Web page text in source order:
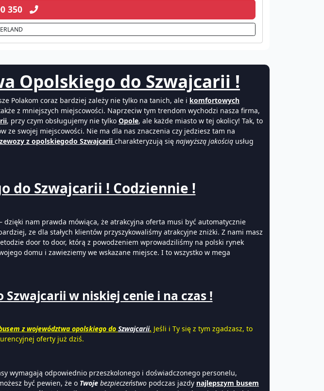
350
Opolskiego do Szwajcarii !
Polakom coraz bardziej zależy nie tylko na tanich, ale i komfortowych
z mniejszych miejscowości. Naprzeciw tym trendom wychodzi nasza firma,
, przy czym obsługujemy nie tylko Opole, ale każde miasto w tej okolicy! Tak, to
ze swojej miejscowości. Nie ma dla nas znaczenia czy jedziesz tam na
z opolskiegodo Szwajcarii charakteryzują się najwyższą jakością usług
do Szwajcarii ! Codziennie !
nam prawda mówiąca, że atrakcyjna oferta musi być automatycznie
ze dla stałych klientów przyszykowaliśmy atrakcyjne zniżki. Z nami masz
door to door, którą z powodzeniem wprowadziliśmy na polski rynek
domu i zawieziemy we wskazane miejsce. I to wszystko w mega
w niskiej cenie i na czas !
z województwa opolskiego do Szwajcarii. Jeśli i Ty się z tym zgadzasz, to
oferty już dziś.
wymagają odpowiednio przeszkolonego i doświadczonego personelu,
być pewien, że o Twoje bezpieczeństwo podczas jazdy najlepszym busem